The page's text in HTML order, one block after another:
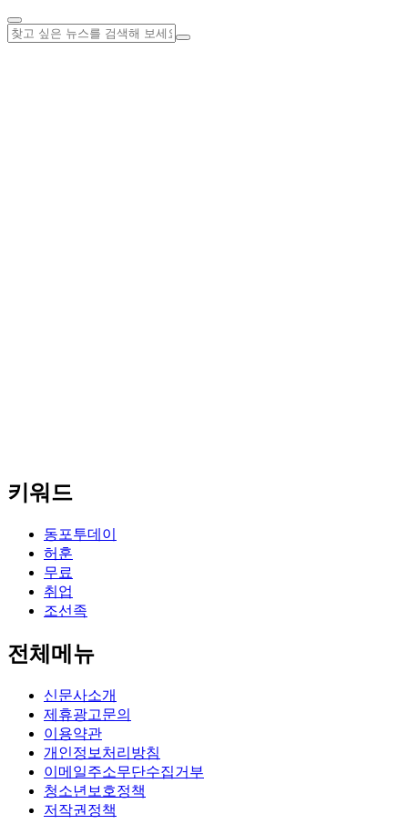
키워드
동포투데이
허훈
무료
취업
조선족
전체메뉴
신문사소개
제휴광고문의
이용약관
개인정보처리방침
이메일주소무단수집거부
청소년보호정책
저작권정책